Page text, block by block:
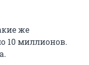
же
10 миллионов.